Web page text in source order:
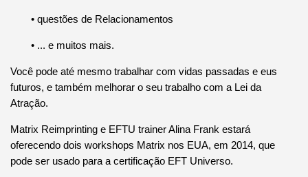
• questões de Relacionamentos
• ... e muitos mais.
Você pode até mesmo trabalhar com vidas passadas e eus
futuros, e também melhorar o seu trabalho com a Lei da
Atração.
Matrix Reimprinting e EFTU trainer Alina Frank estará
oferecendo dois workshops Matrix nos EUA, em 2014, que
pode ser usado para a certificação EFT Universo.